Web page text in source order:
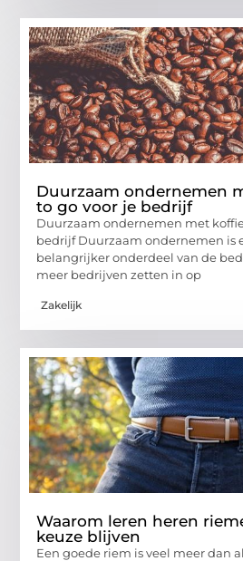
Duurzaam ondernemen
to go voor je bedrijf
Duurzaam ondernemen met
bedrijf Duurzaam ondernemen is
belangrijker onderdeel van de
meer bedrijven zetten in op
Zakelijk
Waarom leren heren
keuze blijven
Een goede riem is veel meer dan